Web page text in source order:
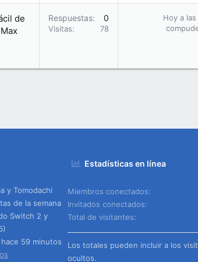
de
Respuestas 0
Visitas 78
Hoy a
y Tomodachi
de la semana
Switch 2 y
hace 59 minutos
Estadísticas en línea
Miembros conectados
Invitados conectados
Total de visitantes
Los totales pueden incluir a los
ocultos.